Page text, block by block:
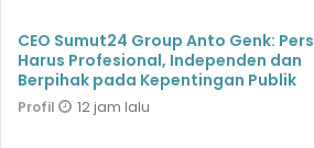
CEO Sumut24 Group Anto Genk: Pers
Harus Profesional, Independen dan
Berpihak pada Kepentingan Publik
Profil 12 jam lalu